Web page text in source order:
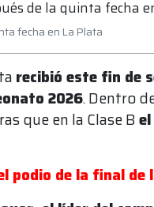
fecha en La Plata
recibió este fin de
2026. Dentro
que en la Clase B
podio de la final de